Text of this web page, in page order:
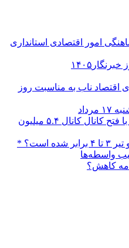
امور اقتصادی استانداری
اقتصاد ناب به مناسبت روز
*رکوردشکنی تاریخی بورس با فتح کانال کانال ۵.۴ میلیون
*
واسطه‌ها
کاهش؟